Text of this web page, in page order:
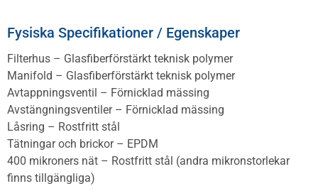
Fysiska Specifikationer / Egenskaper
Filterhus – Glasfiberförstärkt teknisk polymer
Manifold – Glasfiberförstärkt teknisk polymer
Avtappningsventil – Förnicklad mässing
Avstängningsventiler – Förnicklad mässing
Låsring – Rostfritt stål
Tätningar och brickor – EPDM
400 mikroners nät – Rostfritt stål (andra mikronstorlekar
finns tillgängliga)